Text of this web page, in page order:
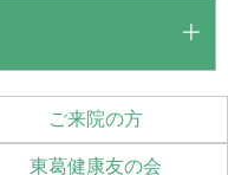
ご来院の方
東葛健康友の会